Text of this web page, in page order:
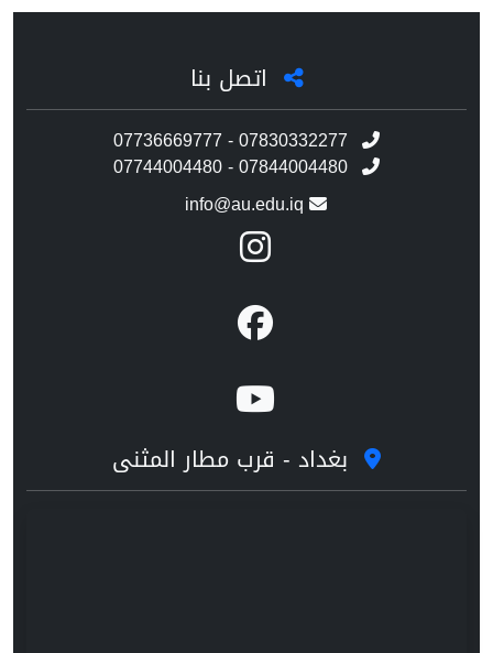
اتصل بنا
07736669777 - 07830332277
07744004480 - 07844004480
info@au.edu.iq
بغداد - قرب مطار المثنى